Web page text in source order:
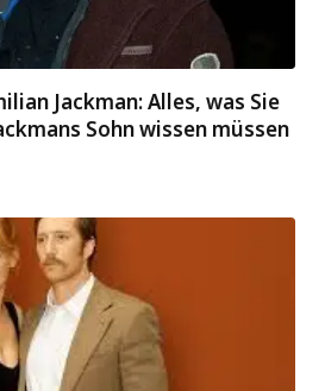
Jackman: Alles, was Sie
Sohn wissen müssen